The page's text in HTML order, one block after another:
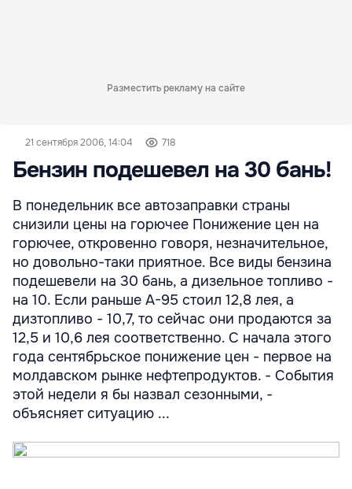
Разместить рекламу на сайте
21 сентября 2006, 14:04 718
Бензин подешевел на 30 бань!
В понедельник все автозаправки страны
снизили цены на горючее Понижение цен на
горючее, откровенно говоря, незначительное,
но довольно-таки приятное. Все виды бензина
подешевели на 30 бань, а дизельное топливо -
на 10. Если раньше А-95 стоил 12,8 лея, а
дизтопливо - 10,7, то сейчас они продаются за
12,5 и 10,6 лея соответственно. С начала этого
года сентябрьское понижение цен - первое на
молдавском рынке нефтепродуктов. - События
этой недели я бы назвал сезонными, -
объясняет ситуацию ...